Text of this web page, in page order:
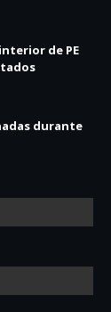
de PE
durante